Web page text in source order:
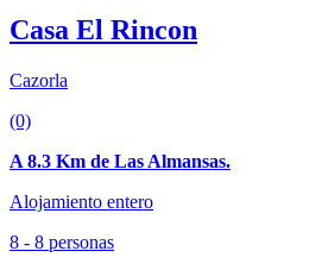
Casa El Rincon
Cazorla
(0)
A 8.3 Km de Las Almansas.
Alojamiento entero
8 - 8 personas